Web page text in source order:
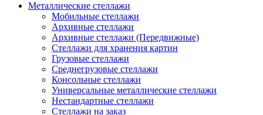
Металлические стеллажи
Мобильные стеллажи
Архивные стеллажи
Архивные стеллажи (Передвижные)
Стеллажи для хранения картин
Грузовые стеллажи
Среднегрузовые стеллажи
Консольные стеллажи
Универсальные металлические стеллажи
Нестандартные стеллажи
Стеллажи на заказ